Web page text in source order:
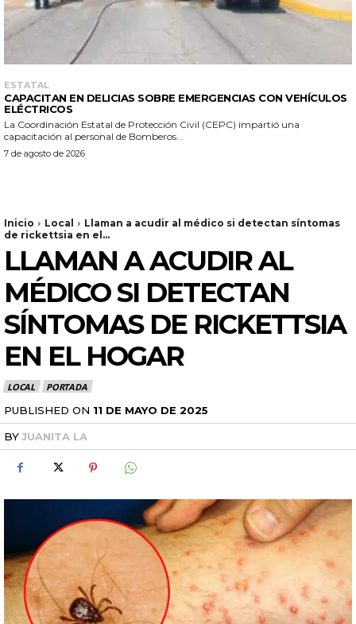
ESTATAL
CAPACITAN EN DELICIAS SOBRE EMERGENCIAS CON VEHÍCULOS
ELÉCTRICOS
La Coordinación Estatal de Protección Civil (CEPC) impartió una
capacitación al personal de Bomberos...
7 de agosto de 2026